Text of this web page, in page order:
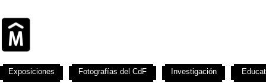
Exposiciones Fotografías del CdF Investigación